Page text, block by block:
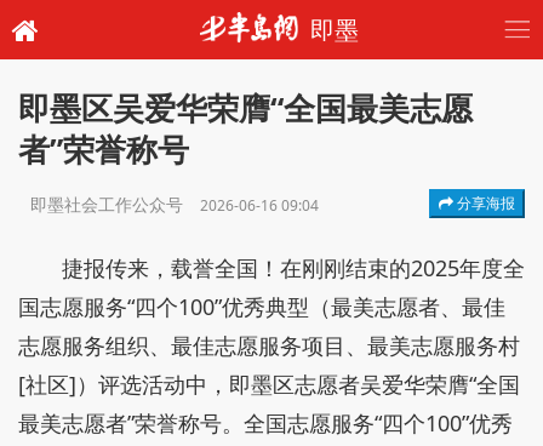
即墨
即墨区吴爱华荣膺“全国最美志愿
者”荣誉称号
即墨社会工作公众号 2026-06-16 09:04 分享海报
捷报传来，载誉全国！在刚刚结束的2025年度全
国志愿服务“四个100”优秀典型（最美志愿者、最佳
志愿服务组织、最佳志愿服务项目、最美志愿服务村
[社区]）评选活动中，即墨区志愿者吴爱华荣膺“全国
最美志愿者”荣誉称号。全国志愿服务“四个100”优秀